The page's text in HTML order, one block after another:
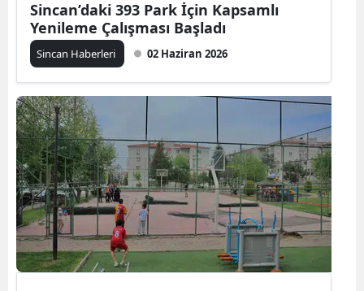
Sincan’daki 393 Park İçin Kapsamlı
Yenileme Çalışması Başladı
Sincan Haberleri 02 Haziran 2026